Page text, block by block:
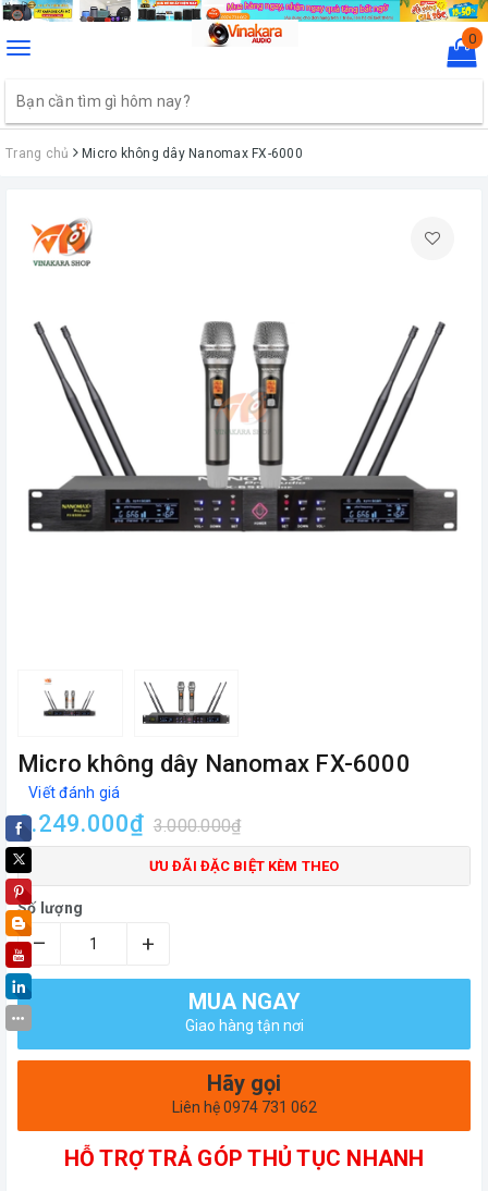
Toggle
0
Trang chủ Micro không dây Nanomax FX-6000
Micro không dây Nanomax FX-6000
Viết đánh giá
2.249.000₫ 3.000.000₫
ƯU ĐÃI ĐẶC BIỆT KÈM THEO
Số lượng
– +
MUA NGAY
Giao hàng tận nơi
Hãy gọi
Liên hệ 0974 731 062
HỖ TRỢ TRẢ GÓP THỦ TỤC NHANH